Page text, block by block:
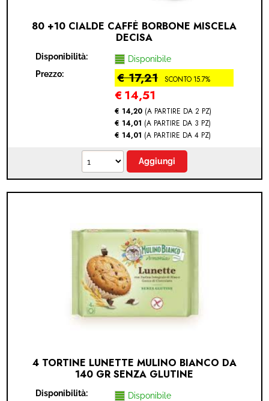
80 +10 CIALDE CAFFÈ BORBONE MISCELA
DECISA
Disponibilità:
Disponibile
Prezzo:
€ 17,21 SCONTO 15.7%
€ 14,51
€ 14,20 (A PARTIRE DA 2 PZ)
€ 14,01 (A PARTIRE DA 3 PZ)
€ 14,01 (A PARTIRE DA 4 PZ)
4 TORTINE LUNETTE MULINO BIANCO DA
140 GR SENZA GLUTINE
Disponibilità:
Disponibile